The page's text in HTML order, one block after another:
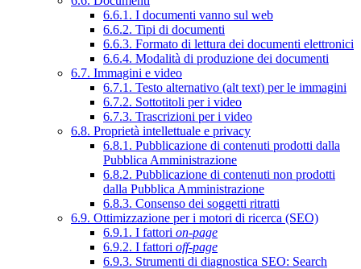
6.6.1. I documenti vanno sul web
6.6.2. Tipi di documenti
6.6.3. Formato di lettura dei documenti elettronici
6.6.4. Modalità di produzione dei documenti
6.7. Immagini e video
6.7.1. Testo alternativo (alt text) per le immagini
6.7.2. Sottotitoli per i video
6.7.3. Trascrizioni per i video
6.8. Proprietà intellettuale e privacy
6.8.1. Pubblicazione di contenuti prodotti dalla
Pubblica Amministrazione
6.8.2. Pubblicazione di contenuti non prodotti
dalla Pubblica Amministrazione
6.8.3. Consenso dei soggetti ritratti
6.9. Ottimizzazione per i motori di ricerca (SEO)
6.9.1. I fattori on-page
6.9.2. I fattori off-page
6.9.3. Strumenti di diagnostica SEO: Search